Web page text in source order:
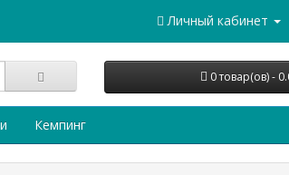
Личный кабинет
0 товар(ов) -
Кемпинг